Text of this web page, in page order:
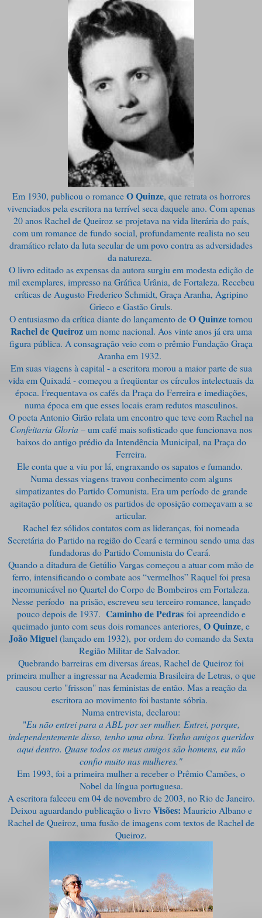
Em 1930, publicou o romanceO Quinze, que retrata os horrores
vivenciados pela escritora na terrível seca daquele ano. Com apenas
20 anos Rachel de Queiroz se projetava na vida literária do país,
com um romance de fundo social, profundamente realista no seu
dramático relato da luta secular de um povo contra as adversidades
da natureza.
O livro editado as expensas da autora surgiu em modesta edição de
mil exemplares, impresso na Gráfica Urânia, de Fortaleza. Recebeu
críticas de Augusto Frederico Schmidt, Graça Aranha, Agripino
Grieco e Gastão Gruls.
O entusiasmo da crítica diante do lançamento deO Quinzetornou
Rachel de Queirozum nome nacional. Aos vinte anos já era uma
figura pública. A consagração veio com o prêmio Fundação Graça
Aranha em 1932.
Em suas viagens à capital - a escritora morou a maior parte de sua
vida em Quixadá - começou a freqüentar os círculos intelectuais da
época. Frequentava os cafés da Praça do Ferreira e imediações,
numa época em que esses locais eram redutos masculinos.
O poeta Antonio Girão relata um encontro que teve com Rachel na
Confeitaria Gloria– um café mais sofisticado que funcionava nos
baixos do antigo prédio da Intendência Municipal, na Praça do
Ferreira.
Ele conta que a viu por lá, engraxando os sapatos e fumando.
Numa dessas viagens travou conhecimento com alguns
simpatizantes do Partido Comunista. Era um período de grande
agitação política, quando os partidos de oposição começavam a se
articular.
Rachel fez sólidos contatos com as lideranças, foi nomeada
Secretária do Partido na região do Ceará e terminou sendo uma das
fundadoras do Partido Comunista do Ceará.
Quando a ditadura de Getúlio Vargas começou a atuar com mão de
ferro, intensificando o combate aos “vermelhos” Raquel foi presa
incomunicável no Quartel do Corpo de Bombeiros em Fortaleza.
Nesse período na prisão, escreveu seu terceiro romance, lançado
pouco depois de 1937. Caminho de Pedras foi apreendido e
queimado junto com seus dois romances anteriores, O Quinze, e
João Miguel (lançado em 1932), por ordem do comando da Sexta
Região Militar de Salvador.
Quebrando barreiras em diversas áreas, Rachel de Queiroz foi
primeira mulher a ingressar na Academia Brasileira de Letras, o que
causou certo "frisson" nas feministas de então. Mas a reação da
escritora ao movimento foi bastante sóbria.
Numa entrevista, declarou:
"Eu não entrei para a ABL por ser mulher. Entrei, porque,
independentemente disso, tenho uma obra. Tenho amigos queridos
aqui dentro. Quase todos os meus amigos são homens, eu não
confio muito nas mulheres."
Em 1993, foi a primeira mulher a receber o Prêmio Camões, o
Nobel da língua portuguesa.
A escritora faleceu em 04 de novembro de 2003, no Rio de Janeiro.
Deixou aguardando publicação o livroVisões: Mauricio Albano e
Rachel de Queiroz, uma fusão de imagens com textos de Rachel de
Queiroz.